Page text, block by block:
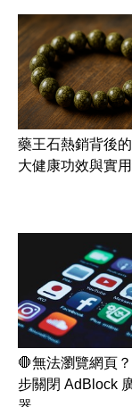
藥王石熱銷背後
大健康功效與實
🛑無法瀏覽網頁
步關閉 AdBlock